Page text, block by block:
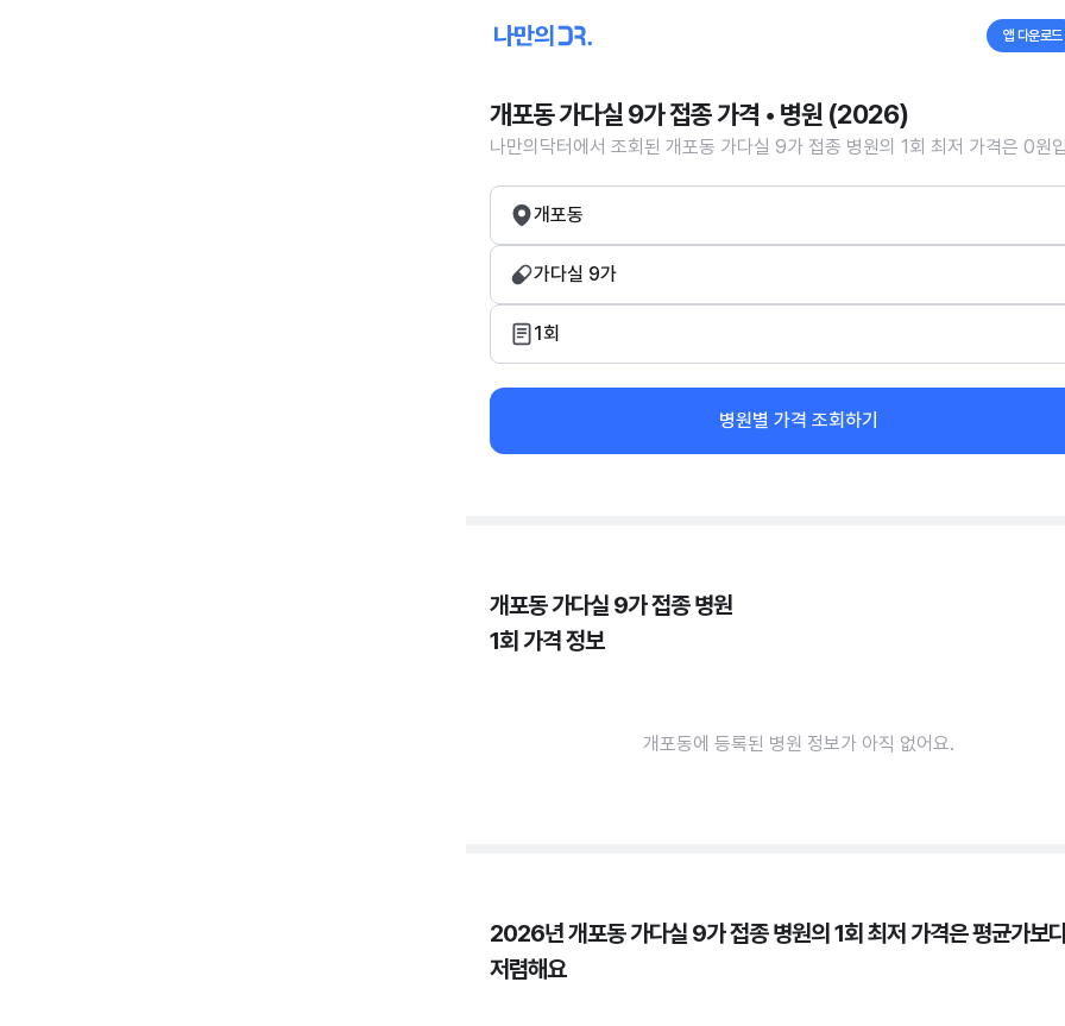
앱 다운로드
개포동 가다실 9가 접종 가격 • 병원 (2026)
나만의닥터에서 조회된 개포동 가다실 9가 접종 병원의 1회 최저 가격은 0원
개포동
가다실 9가
1회
병원별 가격 조회하기
개포동 가다실 9가 접종 병원
1회 가격 정보
개포동에 등록된 병원 정보가 아직 없어요.
2026년 개포동 가다실 9가 접종 병원의 1회 최저 가격은 평균가보
저렴해요